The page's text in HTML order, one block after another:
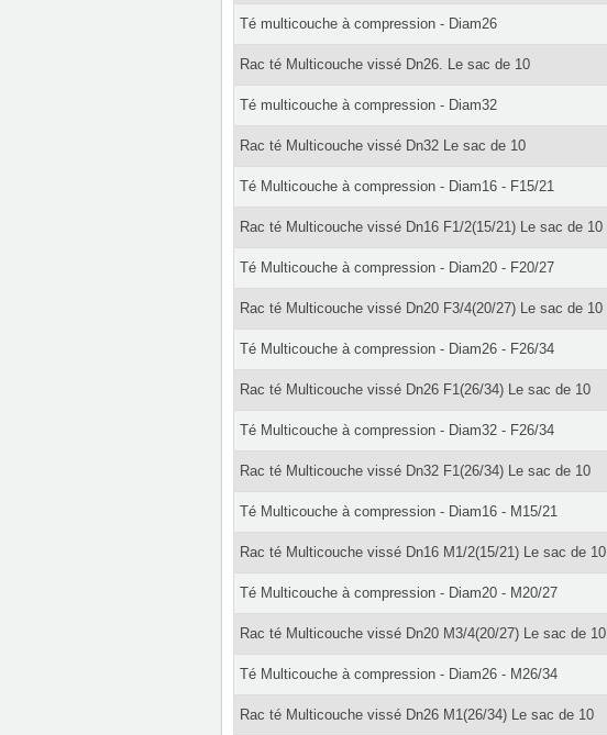
Té multicouche à compression - Diam26
Rac té Multicouche vissé Dn26. Le sac de 10
Té multicouche à compression - Diam32
Rac té Multicouche vissé Dn32 Le sac de 10
Té Multicouche à compression - Diam16 - F15/21
Rac té Multicouche vissé Dn16 F1/2(15/21) Le sac de 10
Té Multicouche à compression - Diam20 - F20/27
Rac té Multicouche vissé Dn20 F3/4(20/27) Le sac de 10
Té Multicouche à compression - Diam26 - F26/34
Rac té Multicouche vissé Dn26 F1(26/34) Le sac de 10
Té Multicouche à compression - Diam32 - F26/34
Rac té Multicouche vissé Dn32 F1(26/34) Le sac de 10
Té Multicouche à compression - Diam16 - M15/21
Rac té Multicouche vissé Dn16 M1/2(15/21) Le sac de 10
Té Multicouche à compression - Diam20 - M20/27
Rac té Multicouche vissé Dn20 M3/4(20/27) Le sac de 10
Té Multicouche à compression - Diam26 - M26/34
Rac té Multicouche vissé Dn26 M1(26/34) Le sac de 10